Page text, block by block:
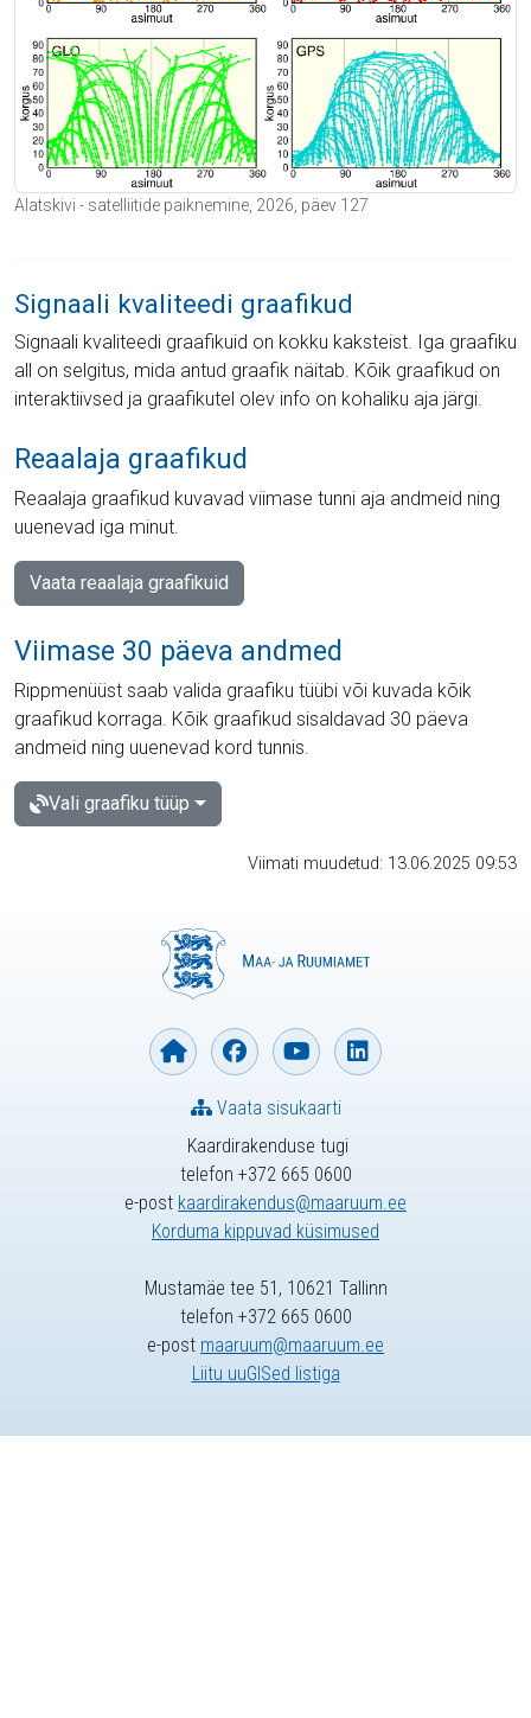
Alatskivi - satelliitide paiknemine, 2026, päev 127
Signaali kvaliteedi graafikud
Signaali kvaliteedi graafikuid on kokku kaksteist. Iga graafiku
all on selgitus, mida antud graafik näitab. Kõik graafikud on
interaktiivsed ja graafikutel olev info on kohaliku aja järgi.
Reaalaja graafikud
Reaalaja graafikud kuvavad viimase tunni aja andmeid ning
uuenevad iga minut.
Vaata reaalaja graafikuid
Viimase 30 päeva andmed
Rippmenüüst saab valida graafiku tüübi või kuvada kõik
graafikud korraga. Kõik graafikud sisaldavad 30 päeva
andmeid ning uuenevad kord tunnis.
Vali graafiku tüüp
Viimati muudetud: 13.06.2025 09:53
Kaardirakenduse tugi
telefon +372 665 0600
e-post kaardirakendus@maaruum.ee
Korduma kippuvad küsimused
Vaata sisukaarti
Mustamäe tee 51, 10621 Tallinn
telefon +372 665 0600
e-post maaruum@maaruum.ee
Liitu uuGISed listiga